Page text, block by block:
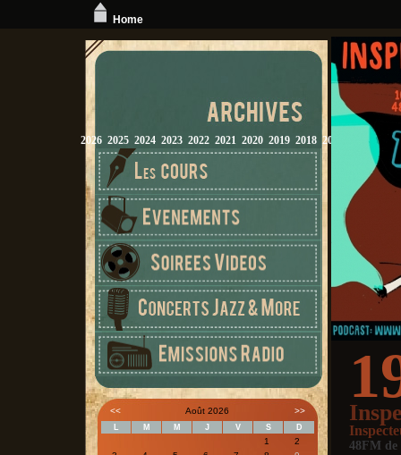
2026 2025 2024 2023 2022 2021 2020 2019 2018 2017 2016 2015
<< Août 2026 >>
L M M J V S D
1
2
48FM de
Home